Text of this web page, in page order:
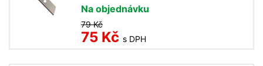
Na objednávku
79 Kč
75 Kč s DPH